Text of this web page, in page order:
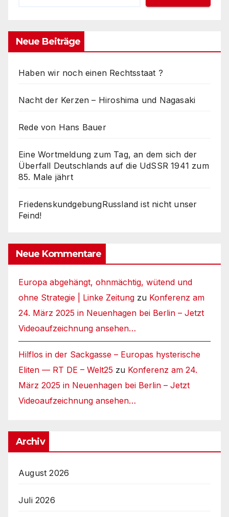
Neue Beiträge
Haben wir noch einen Rechtsstaat ?
Nacht der Kerzen – Hiroshima und Nagasaki
Rede von Hans Bauer
Eine Wortmeldung zum Tag, an dem sich der
Überfall Deutschlands auf die UdSSR 1941 zum
85. Male jährt
FriedenskundgebungRussland ist nicht unser
Feind!
Neue Kommentare
Europa abgehängt, ohnmächtig, wütend und
ohne Strategie | Linke Zeitung zu Konferenz am
24. März 2025 in Neuenhagen bei Berlin – Jetzt
Videoaufzeichnung ansehen…
Hilflos in der Sackgasse – Europas hysterische
Eliten — RT DE – Welt25 zu Konferenz am 24.
März 2025 in Neuenhagen bei Berlin – Jetzt
Videoaufzeichnung ansehen…
Archiv
August 2026
Juli 2026